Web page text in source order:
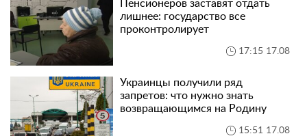
Пенсионеров заставят отдать
лишнее: государство все
проконтролирует
17:15 17.08
Украинцы получили ряд
запретов: что нужно знать
возвращающимся на Родину
15:51 17.08